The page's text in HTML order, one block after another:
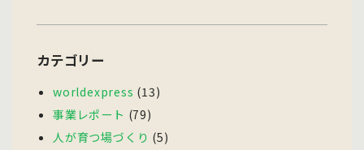
カテゴリー
worldexpress (13)
事業レポート (79)
人が育つ場づくり (5)